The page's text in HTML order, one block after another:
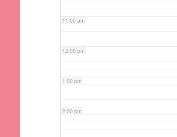
11:00 am
12:00 pm
1:00 pm
2:00 pm